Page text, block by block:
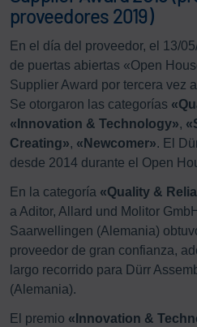
proveedores 2019)
En el día del proveedor, el 13/
de puertas abiertas «Open
Supplier Award por tercera vez
Se otorgaron las categorías
«Innovation & Technology»,
Creating», «Newcomer». El
desde 2014 durante el Open
En la categoría «Quality &
a Aditor, Allard und Molitor
Saarwellingen (Alemania)
proveedor de gran confianza,
largo recorrido para Dürr
(Alemania).
El premio «Innovation &